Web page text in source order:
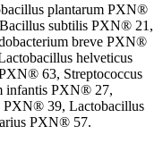
plantarum PXN®
subtilis PXN® 21,
breve PXN®
helveticus
63, Streptococcus
infantis PXN® 27,
PXN® 39, Lactobacillus
PXN® 57.